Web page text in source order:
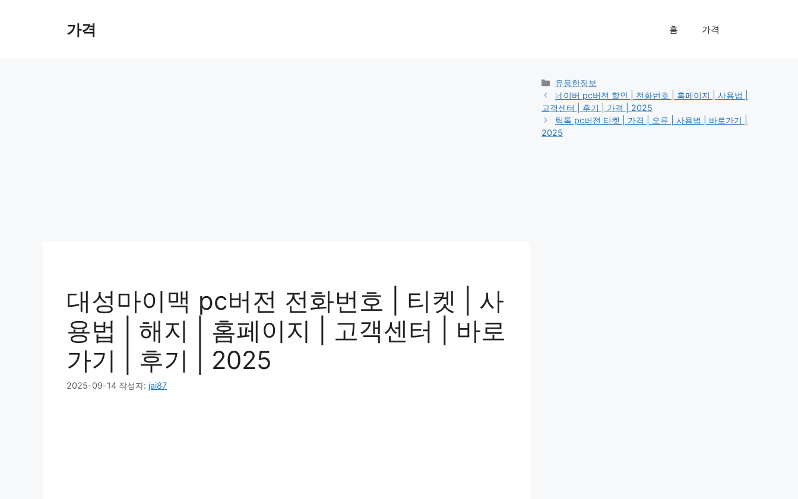
가격 홈 가격
대성마이맥 pc버전 전화번호 | 티켓 | 사
용법 | 해지 | 홈페이지 | 고객센터 | 바로
가기 | 후기 | 2025
2025-09-14 작성자: jai87
카
테
고
리
유용한정보
네이버 pc버전 할인 | 전화번호 | 홈페이지 | 사용법 |
고객센터 | 후기 | 가격 | 2025
틱톡 pc버전 티켓 | 가격 | 오류 | 사용법 | 바로가기 |
2025